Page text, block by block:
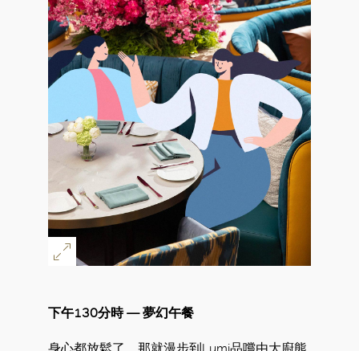
下午130分時 — 夢幻午餐